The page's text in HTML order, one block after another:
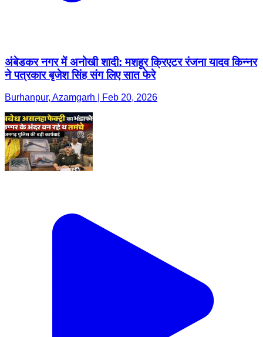
अंबेडकर नगर में अनोखी शादी: मशहूर क्रिएटर रंजना यादव किन्नर
ने पत्रकार बृजेश सिंह संग लिए सात फेरे
Burhanpur, Azamgarh | Feb 20, 2026